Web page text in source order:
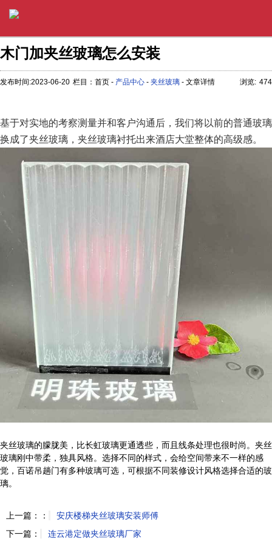
木门加夹丝玻璃怎么安装
发布时间:2023-06-20 栏目：首页 - 产品中心 - 夹丝玻璃 - 文章详情 浏览: 474
基于对实地的考察测量并和客户沟通后，我们将以前的普通玻璃
换成了夹丝玻璃，夹丝玻璃衬托出来酒店大堂整体的高级感。
夹丝玻璃的朦胧美，比长虹玻璃更通透些，而且线条处理也很时尚。夹丝
玻璃刚中带柔，独具风格。选择不同的样式，会给空间带来不一样的感
觉，百诺吊趟门有多种玻璃可选，可根据不同装修设计风格选择合适的玻
璃。
上一篇：：
安庆楼梯夹丝玻璃安装师傅
下一篇：
连云港定做夹丝玻璃厂家